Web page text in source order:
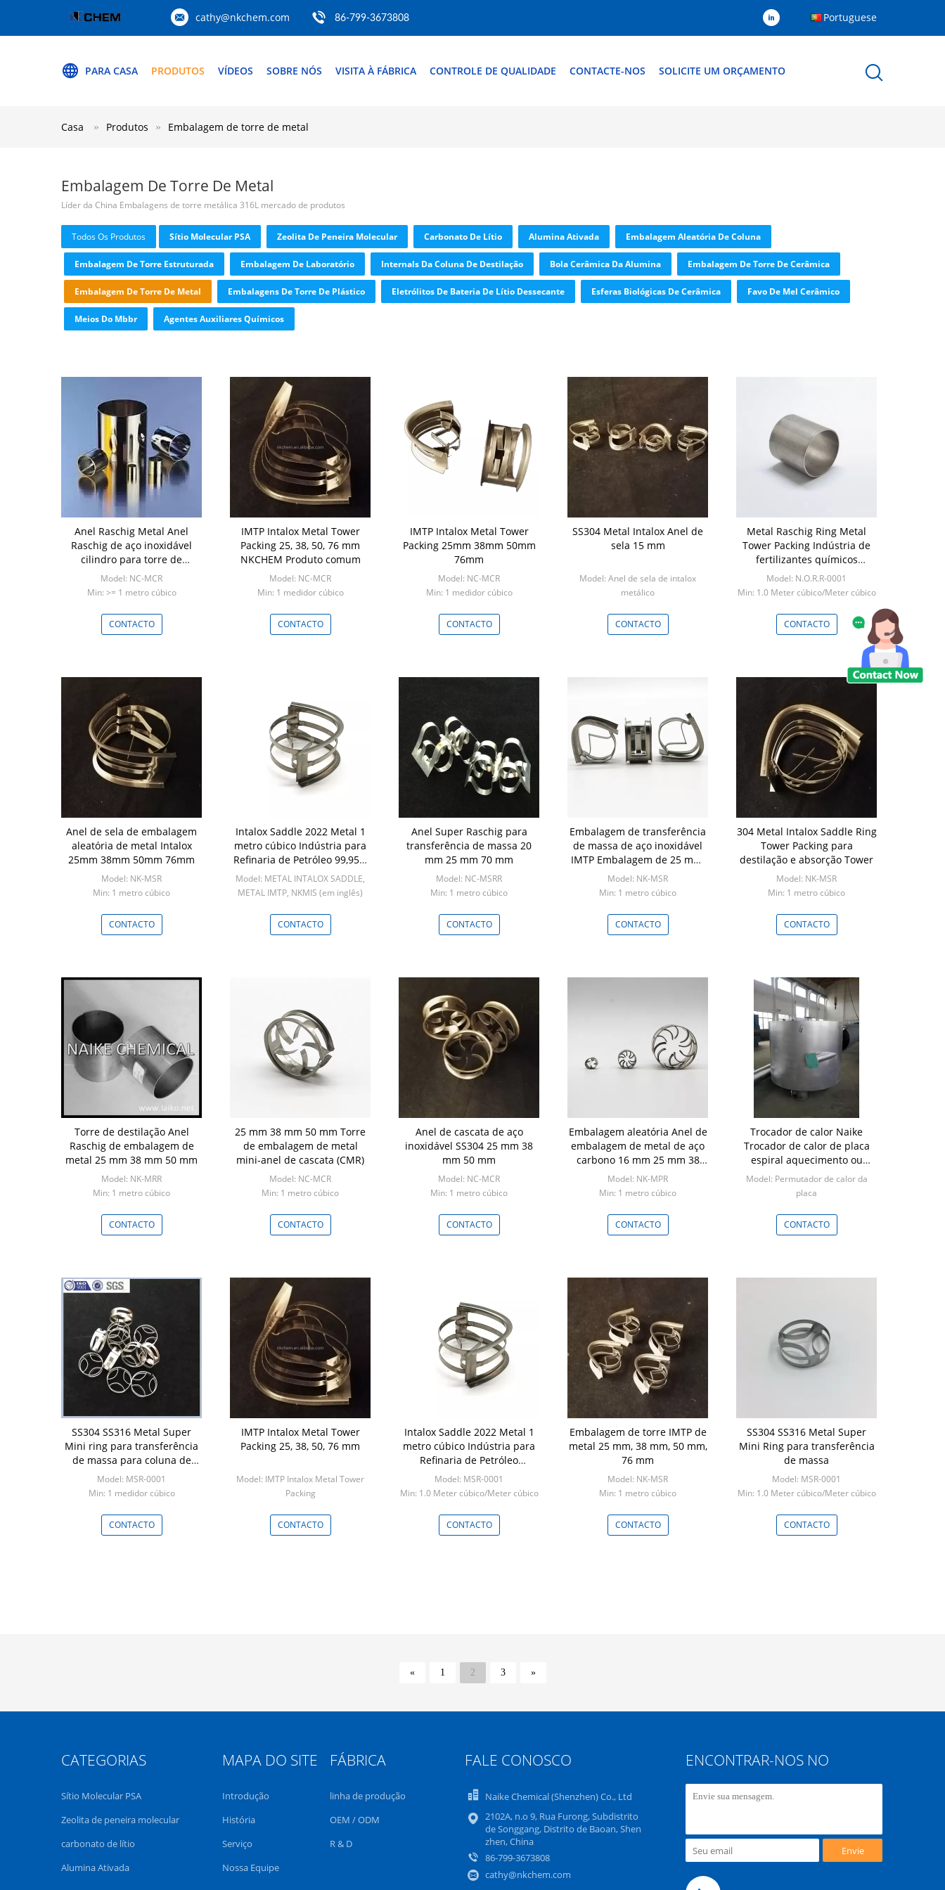
cathy@nkchem.com 86-799-3673808 Portuguese
PARA CASA PRODUTOS VÍDEOS SOBRE NÓS VISITA À FÁBRICA CONTROLE DE QUALIDADE CONTACTE-NOS SOLICITE UM ORÇAMENTO
Casa Produtos Embalagem de torre de metal
Embalagem De Torre De Metal
Líder da China Embalagens de torre metálica 316L mercado de produtos
Todos Os Produtos Sítio Molecular PSA Zeolita De Peneira Molecular Carbonato De Lítio Alumina Ativada Embalagem Aleatória De Coluna
Embalagem De Torre Estruturada Embalagem De Laboratório Internals Da Coluna De Destilação Bola Cerâmica Da Alumina Embalagem De Torre De Cerâmica
Embalagem De Torre De Metal Embalagens De Torre De Plástico Eletrólitos De Bateria De Lítio Dessecante Esferas Biológicas De Cerâmica Favo De Mel Cerâmico
Meios Do Mbbr Agentes Auxiliares Químicos
Anel Raschig Metal Anel
Raschig de aço inoxidável
cilindro para torre de
regeneração de embalagem
Model: NC-MCR
Min: >= 1 metro cúbico
CONTACTO
IMTP Intalox Metal Tower
Packing 25, 38, 50, 76 mm
NKCHEM Produto comum
Model: NC-MCR
Min: 1 medidor cúbico
CONTACTO
IMTP Intalox Metal Tower
Packing 25mm 38mm 50mm
76mm
Model: NC-MCR
Min: 1 medidor cúbico
CONTACTO
SS304 Metal Intalox Anel de
sela 15 mm
Model: Anel de sela de intalox
metálico
CONTACTO
Metal Raschig Ring Metal
Tower Packing Indústria de
fertilizantes químicos
Rasching Ring
Model: N.O.R.R-0001
Min: 1.0 Meter cúbico/Meter cúbico
CONTACTO
Anel de sela de embalagem
aleatória de metal Intalox
25mm 38mm 50mm 76mm
Model: NK-MSR
Min: 1 metro cúbico
CONTACTO
Intalox Saddle 2022 Metal 1
metro cúbico Indústria para
Refinaria de Petróleo 99,95%
Min
Model: METAL INTALOX SADDLE,
METAL IMTP, NKMIS (em inglês)
CONTACTO
Anel Super Raschig para
transferência de massa 20
mm 25 mm 70 mm
Model: NC-MSRR
Min: 1 metro cúbico
CONTACTO
Embalagem de transferência
de massa de aço inoxidável
IMTP Embalagem de 25 mm,
38 mm, 50 mm, 76 mm
Model: NK-MSR
Min: 1 metro cúbico
CONTACTO
304 Metal Intalox Saddle Ring
Tower Packing para
destilação e absorção Tower
Model: NK-MSR
Min: 1 metro cúbico
CONTACTO
Torre de destilação Anel
Raschig de embalagem de
metal 25 mm 38 mm 50 mm
Model: NK-MRR
Min: 1 metro cúbico
CONTACTO
25 mm 38 mm 50 mm Torre
de embalagem de metal
mini-anel de cascata (CMR)
Model: NC-MCR
Min: 1 metro cúbico
CONTACTO
Anel de cascata de aço
inoxidável SS304 25 mm 38
mm 50 mm
Model: NC-MCR
Min: 1 metro cúbico
CONTACTO
Embalagem aleatória Anel de
embalagem de metal de aço
carbono 16 mm 25 mm 38
mm 50 mm
Model: NK-MPR
Min: 1 metro cúbico
CONTACTO
Trocador de calor Naike
Trocador de calor de placa
espiral aquecimento ou
resfriamento Aço inoxidável
316L/304 Ajustável Ajustável
Model: Permutador de calor da
placa
CONTACTO
SS304 SS316 Metal Super
Mini ring para transferência
de massa para coluna de
destilação
Model: MSR-0001
Min: 1 medidor cúbico
CONTACTO
IMTP Intalox Metal Tower
Packing 25, 38, 50, 76 mm
Model: IMTP Intalox Metal Tower
Packing
CONTACTO
Intalox Saddle 2022 Metal 1
metro cúbico Indústria para
Refinaria de Petróleo
99,95%min NAIKE Química
Round
Model: MSR-0001
Min: 1.0 Meter cúbico/Meter cúbico
CONTACTO
Embalagem de torre IMTP de
metal 25 mm, 38 mm, 50 mm,
76 mm
Model: NK-MSR
Min: 1 metro cúbico
CONTACTO
SS304 SS316 Metal Super
Mini Ring para transferência
de massa
Model: MSR-0001
Min: 1.0 Meter cúbico/Meter cúbico
CONTACTO
« 1 2 3 »
CATEGORIAS
Sítio Molecular PSA
Zeolita de peneira molecular
carbonato de lítio
Alumina Ativada
MAPA DO SITE
Introdução
História
Serviço
Nossa Equipe
FÁBRICA
linha de produção
OEM / ODM
R & D
FALE CONOSCO
Naike Chemical (Shenzhen) Co., Ltd
2102A, n.o 9, Rua Furong, Subdistrito
de Songgang, Distrito de Baoan, Shen
zhen, China
86-799-3673808
cathy@nkchem.com
ENCONTRAR-NOS NO
Envie